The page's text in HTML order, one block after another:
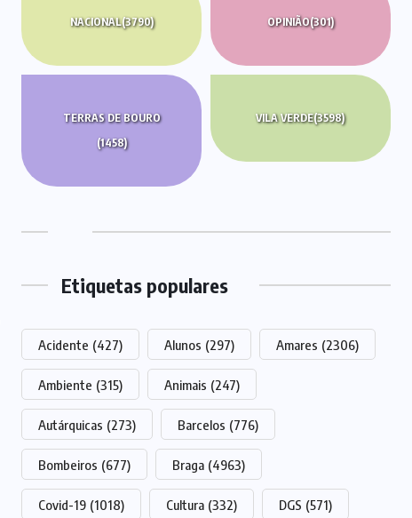
NACIONAL(3790) OPINIÃO(301)
TERRAS DE BOURO
(1458)
VILA VERDE(3598)
Etiquetas populares
Acidente (427) Alunos (297) Amares (2306)
Ambiente (315) Animais (247)
Autárquicas (273) Barcelos (776)
Bombeiros (677) Braga (4963)
Covid-19 (1018) Cultura (332) DGS (571)